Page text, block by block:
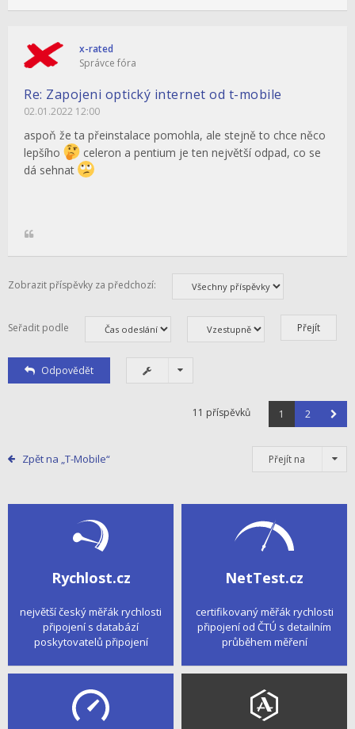
x-rated
Správce fóra
Re: Zapojeni optický internet od t-mobile
02.01.2022 12:00
aspoň že ta přeinstalace pomohla, ale stejně to chce něco
lepšího
celeron a pentium je ten největší odpad, co se
dá sehnat
Zobrazit příspěvky za předchozí:
Seřadit podle
Odpovědět
11 příspěvků 1 2
Zpět na „T-Mobile“ Přejít na
Rychlost.cz
největší český měřák rychlosti
připojení s databází
poskytovatelů připojení
NetTest.cz
certifikovaný měřák rychlosti
připojení od ČTÚ s detailním
průběhem měření